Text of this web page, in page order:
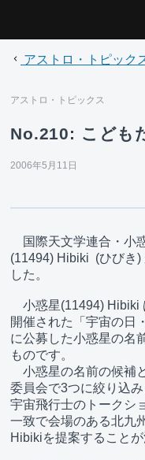
アストロ・トピック
アストロ・トピックス
No.210: こども
2006年5月11日
国際天文学連合・小
(11494) Hibiki  (ひびき
した。
小惑星(11494) Hibiki
開催された「宇宙の日
に公募した小惑星の名
ものです。
小惑星の名前の候補
委員会で3つに絞り込
宇宙飛行士のトークシ
一致で会場のある北九
Hibikiを提案することが